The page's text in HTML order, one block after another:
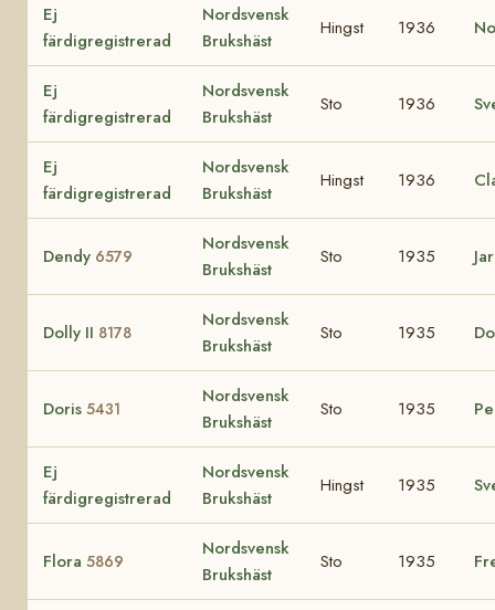
Ej
färdigregistrerad
Nordsvensk
Brukshäst
Hingst 1936
Ej
färdigregistrerad
Nordsvensk
Brukshäst
Sto 1936
Ej
färdigregistrerad
Nordsvensk
Brukshäst
Hingst 1936
Dendy 6579
Nordsvensk
Brukshäst
Sto 1935
Dolly II 8178
Nordsvensk
Brukshäst
Sto 1935
Doris 5431
Nordsvensk
Brukshäst
Sto 1935
Ej
färdigregistrerad
Nordsvensk
Brukshäst
Hingst 1935
Flora 5869
Nordsvensk
Brukshäst
Sto 1935